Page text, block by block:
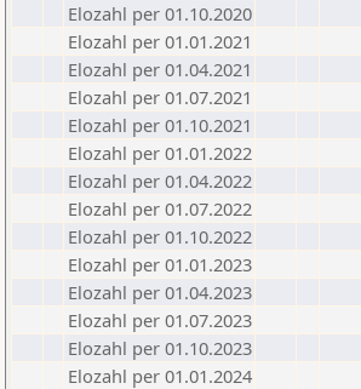
Elozahl per 01.10.2020
Elozahl per 01.01.2021
Elozahl per 01.04.2021
Elozahl per 01.07.2021
Elozahl per 01.10.2021
Elozahl per 01.01.2022
Elozahl per 01.04.2022
Elozahl per 01.07.2022
Elozahl per 01.10.2022
Elozahl per 01.01.2023
Elozahl per 01.04.2023
Elozahl per 01.07.2023
Elozahl per 01.10.2023
Elozahl per 01.01.2024